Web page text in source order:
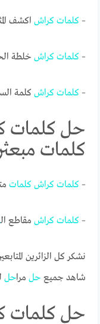
–كلمات كراش اكشف
–كلمات كراش خلطة
–كلمات كراشكلمة
كلمات
–كلمات كراش كلمات
–كلمات كراش مقاطع ال
نشكر كل الزائرين
شاهد جميع حل مراحل